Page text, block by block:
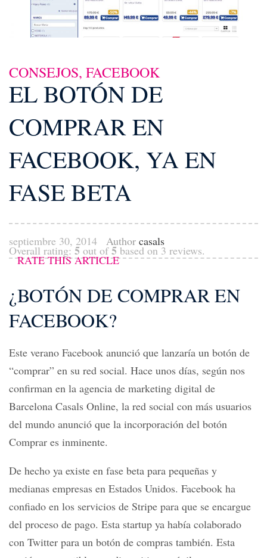
CONSEJOS, FACEBOOK
EL BOTÓN DE
COMPRAR EN
FACEBOOK, YA EN
FASE BETA
septiembre 30, 2014 Author casals
Overall rating: 5 out of5 based on 3 reviews.
RATE THIS ARTICLE
¿BOTÓN DE COMPRAR EN
FACEBOOK?
Este verano Facebook anunció que lanzaría un botón de
“comprar” en su red social. Hace unos días, según nos
confirman en la agencia de marketing digital de
Barcelona Casals Online, la red social con más usuarios
del mundo anunció que la incorporación del botón
Comprar es inminente.
De hecho ya existe en fase beta para pequeñas y
medianas empresas en Estados Unidos. Facebook ha
confiado en los servicios de Stripe para que se encargue
del proceso de pago. Esta startup ya había colaborado
con Twitter para un botón de compras también. Esta